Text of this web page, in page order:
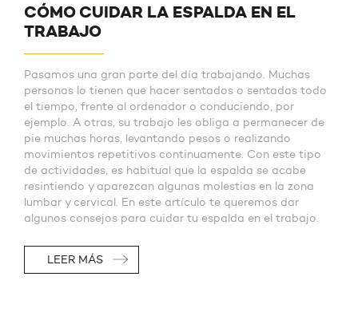
CÓMO CUIDAR LA ESPALDA EN EL
TRABAJO
Pasamos una gran parte del día trabajando. Muchas
personas lo tienen que hacer sentados o sentadas todo
el tiempo, frente al ordenador o conduciendo, por
ejemplo. A otras, su trabajo les obliga a permanecer de
pie muchas horas, levantando pesos o realizando
movimientos repetitivos continuamente. Con este tipo
de actividades, es habitual que la espalda se acabe
resintiendo y aparezcan algunas molestias en la zona
lumbar y cervical. En este artículo te queremos dar
algunos consejos para cuidar tu espalda en el trabajo.
LEER MÁS